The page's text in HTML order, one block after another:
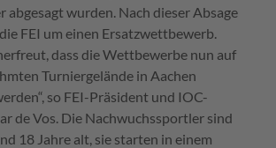
abgesagt wurden. Nach dieser Absage
FEI um einen Ersatzwettbewerb.
dass die Wettbewerbe nun auf
Turniergelände in Aachen
so FEI-Präsident und IOC-
de Vos. Die Nachwuchssportler sind
18 Jahre alt, sie starten in einem